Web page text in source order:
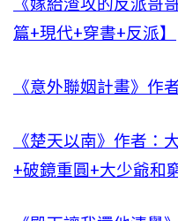
篇+現代+穿書+反派】
《意外聯姻計畫》作
《楚天以南》作者：
+破鏡重圓+大少爺和